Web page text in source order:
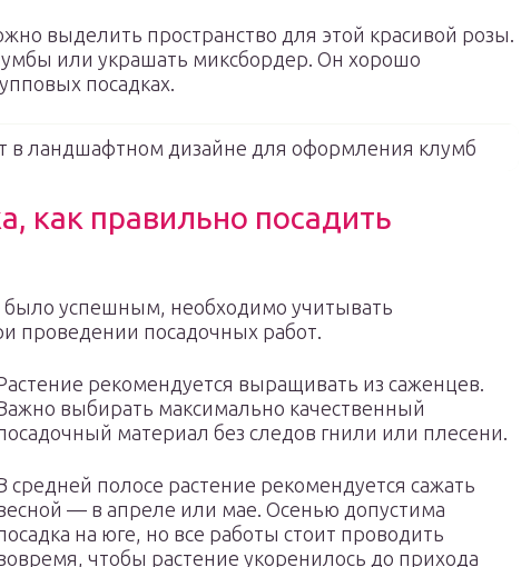
выделить пространство для этой красивой розы.
или украшать миксбордер. Он хорошо
посадках.
в ландшафтном дизайне для оформления клумб
как правильно посадить
успешным, необходимо учитывать
проведении посадочных работ.
рекомендуется выращивать из саженцев.
выбирать максимально качественный
материал без следов гнили или плесени.
средней полосе растение рекомендуется сажать
— в апреле или мае. Осенью допустима
на юге, но все работы стоит проводить
чтобы растение укоренилось до прихода